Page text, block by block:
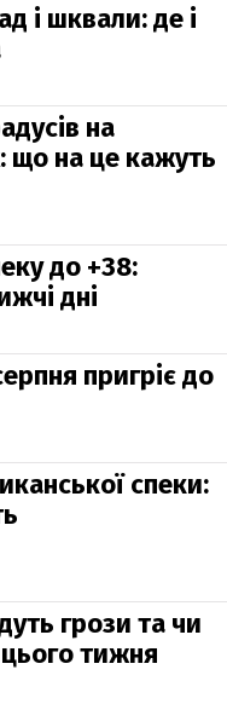
і шквали: де і
на
що на це кажуть
до +38:
дні
пригріє до
спеки:
грози та чи
тижня